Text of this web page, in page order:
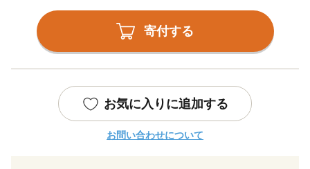
寄付する
お気に入りに追加する
お問い合わせについて